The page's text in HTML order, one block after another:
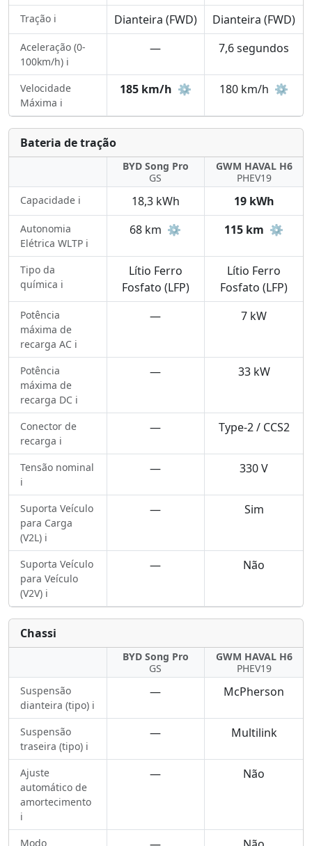
Tração ℹ️ Dianteira (FWD) Dianteira (FWD)
Aceleração (0-
100km/h) ℹ️
— 7,6 segundos
Velocidade
Máxima ℹ️
185 km/h ⚙️ 180 km/h ⚙️
Bateria de tração
BYD Song Pro
GS
GWM HAVAL H6
PHEV19
Capacidade ℹ️
18,3 kWh 19 kWh
Autonomia
Elétrica WLTP ℹ️
68 km ⚙️ 115 km ⚙️
Tipo da
química ℹ️
Lítio Ferro
Fosfato (LFP)
Lítio Ferro
Fosfato (LFP)
Potência
máxima de
recarga AC ℹ️
— 7 kW
Potência
máxima de
recarga DC ℹ️
— 33 kW
Conector de
recarga ℹ️
— Type-2 / CCS2
Tensão nominal
ℹ️
— 330 V
Suporta Veículo
para Carga
(V2L) ℹ️
— Sim
Suporta Veículo
para Veículo
(V2V) ℹ️
— Não
Chassi
BYD Song Pro
GS
GWM HAVAL H6
PHEV19
Suspensão
dianteira (tipo) ℹ️
— McPherson
Suspensão
traseira (tipo) ℹ️
— Multilink
Ajuste
automático de
amortecimento
ℹ️
— Não
Modo